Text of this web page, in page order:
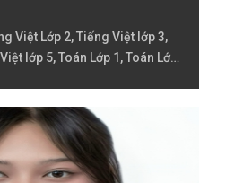
Việt Lớp 2, Tiếng Việt lớp 3,
lớp 5, Toán Lớp 1, Toán Lớp